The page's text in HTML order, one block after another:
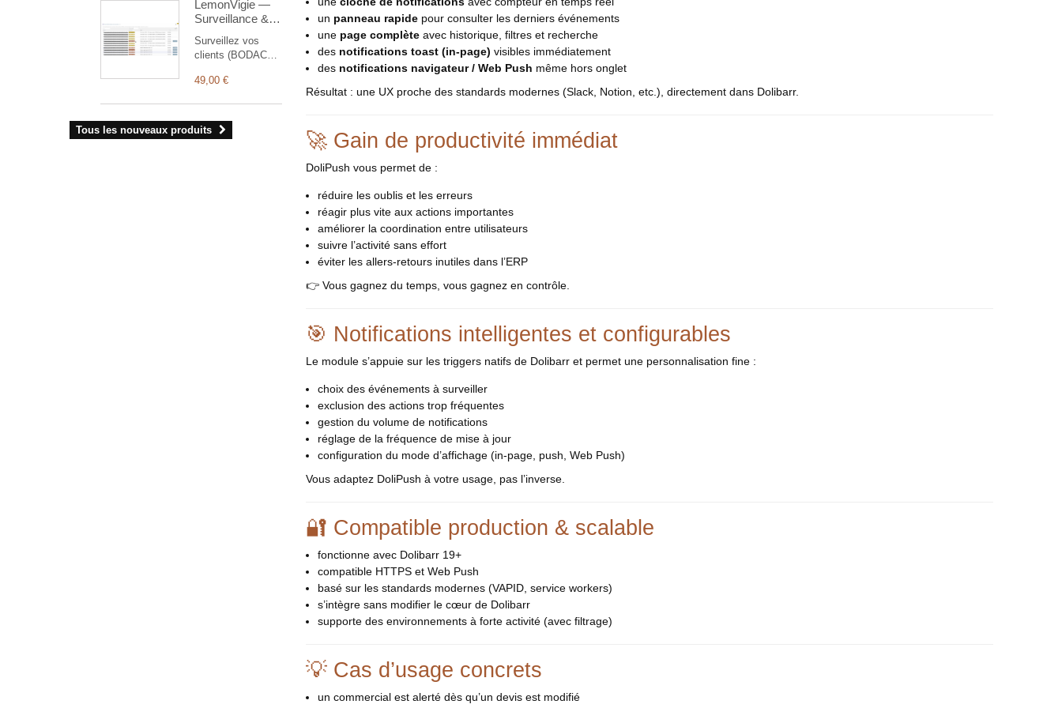
AEAT from
Dolibarrbilling.
LemonVigie —
Surveillance &
tiers en Open
Data
Surveillez vos
clients (BODACC,
financière, RGE) et
marchés publics)
— 100% Open
49,00 €
Tous les nouveaux produits
un panneau rapide pour consulter les derniers événements
une page complète avec historique, filtres et recherche
des notifications toast (in-page) visibles immédiatement
des notifications navigateur / Web Push même hors onglet
Résultat : une UX proche des standards modernes (Slack, Notion, etc.), directement dans Dolibarr.
🚀 Gain de productivité immédiat
DoliPush vous permet de :
réduire les oublis et les erreurs
réagir plus vite aux actions importantes
améliorer la coordination entre utilisateurs
suivre l’activité sans effort
éviter les allers-retours inutiles dans l’ERP
👉 Vous gagnez du temps, vous gagnez en contrôle.
🎯 Notifications intelligentes et configurables
Le module s’appuie sur les triggers natifs de Dolibarr et permet une personnalisation fine :
choix des événements à surveiller
exclusion des actions trop fréquentes
gestion du volume de notifications
réglage de la fréquence de mise à jour
configuration du mode d’affichage (in-page, push, Web Push)
Vous adaptez DoliPush à votre usage, pas l’inverse.
🔐 Compatible production & scalable
fonctionne avec Dolibarr 19+
compatible HTTPS et Web Push
basé sur les standards modernes (VAPID, service workers)
s’intègre sans modifier le cœur de Dolibarr
supporte des environnements à forte activité (avec filtrage)
💡 Cas d’usage concrets
un commercial est alerté dès qu’un devis est modifié